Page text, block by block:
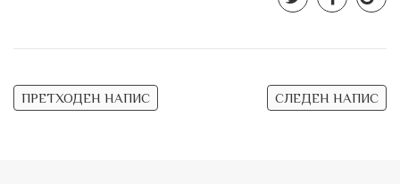
Навигација
ПРЕТХОДЕН НАПИС СЛЕДЕН НАПИС